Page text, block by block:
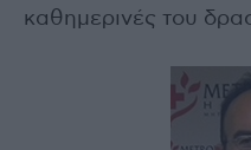
καθημερινές του